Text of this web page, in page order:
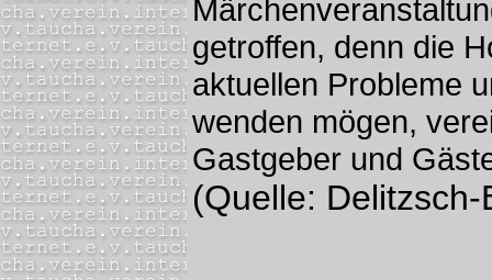
getroffen, denn die
aktuellen Probleme
wenden mögen,
Gastgeber und
(Quelle: